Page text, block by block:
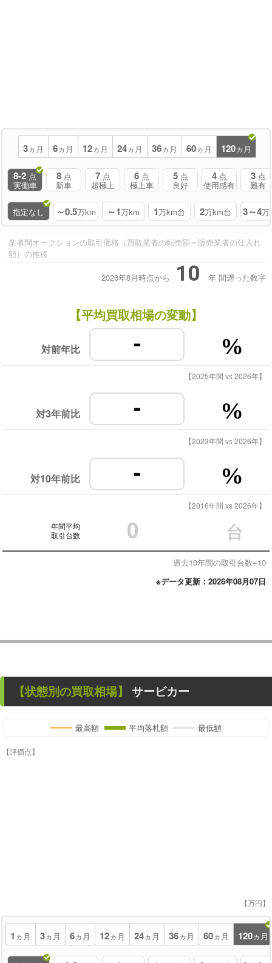
3ヵ月 6ヵ月 12ヵ月 24ヵ月 36ヵ月 60ヵ月 120ヵ月
8-2 点
実働車
8 点
新車
7 点
超極上
6 点
極上車
5 点
良好
4 点
使用感有
3 点
難有
指定なし ～0.5万km ～1万km 1万km台 2万km台 3～4万
業者間オークションの取引価格（買取業者の転売額＝販売業者の仕入れ
額）の推移
2026年8月時点から 10 年 間遡った数字
【平均買取相場の変動】
対前年比 - %
【2025年間 vs 2026年】
対3年前比 - %
【2023年間 vs 2026年】
対10年前比 - %
【2016年間 vs 2026年】
年間平均
取引台数
0 台
過去10年間の取引台数÷10
※データ更新：2026年08月07日
【状態別の買取相場】 サービカー
最高額 平均落札額 最低額
【評価点】
【万円】
1 ヵ月 3ヵ月 6ヵ月 12ヵ月 24ヵ月 36ヵ月 60ヵ月 120ヵ月